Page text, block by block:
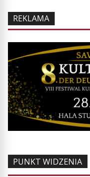
REKLAMA
PUNKT WIDZENIA